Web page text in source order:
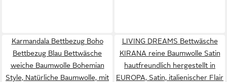
Karmandala Bettbezug Boho
Bettbezug Blau Bettwäsche
weiche Baumwolle Bohemian
Style, Natürliche Baumwolle, mit
LIVING DREAMS Bettwäsche
KIRANA reine Baumwolle Satin
hautfreundlich hergestellt in
EUROPA, Satin, italienischer Flair